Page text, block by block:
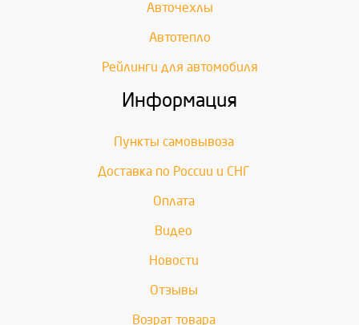
Авточехлы
Автотепло
Рейлинги для автомобиля
Информация
Пункты самовывоза
Доставка по России и СНГ
Оплата
Видео
Новости
Отзывы
Возрат товара